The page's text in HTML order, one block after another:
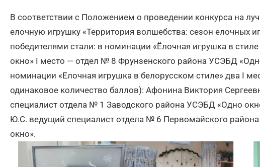
В соответствии с Положением о проведении конкурса на
елочную игрушку «Территория волшебства: сезон елочных
победителями стали: в номинации «Ёлочная игрушка в
окно» I место — отдел № 8 Фрунзенского района УСЭБД
номинации «Елочная игрушка в белорусском стиле» два I
одинаковое количество баллов): Афонина Виктория
специалист отдела № 1 Заводского района УСЭБД «Одно
Ю.С. ведущий специалист отдела № 6 Первомайского
окно».